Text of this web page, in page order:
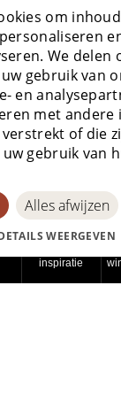
inspiratie
om
We delen
gebruik van
en
met
of die
gebruik van
Alles afwijzen
WEERGEVEN